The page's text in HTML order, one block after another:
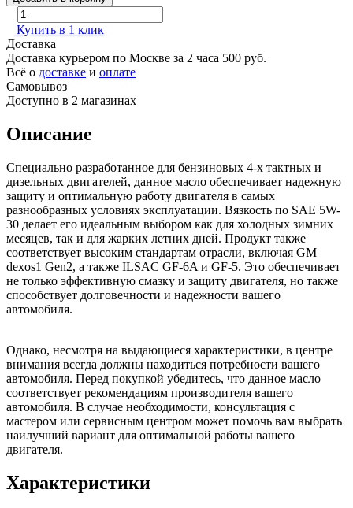
Купить в 1 клик
Доставка
Доставка курьером по Москве за 2 часа 500 руб.
Всё о доставке и оплате
Самовывоз
Доступно в 2 магазинах
Описание
Специально разработанное для бензиновых 4-х тактных и
дизельных двигателей, данное масло обеспечивает надежную
защиту и оптимальную работу двигателя в самых
разнообразных условиях эксплуатации. Вязкость по SAE 5W-
30 делает его идеальным выбором как для холодных зимних
месяцев, так и для жарких летних дней. Продукт также
соответствует высоким стандартам отрасли, включая GM
dexos1 Gen2, а также ILSAC GF-6A и GF-5. Это обеспечивает
не только эффективную смазку и защиту двигателя, но также
способствует долговечности и надежности вашего
автомобиля.
Однако, несмотря на выдающиеся характеристики, в центре
внимания всегда должны находиться потребности вашего
автомобиля. Перед покупкой убедитесь, что данное масло
соответствует рекомендациям производителя вашего
автомобиля. В случае необходимости, консультация с
мастером или сервисным центром может помочь вам выбрать
наилучший вариант для оптимальной работы вашего
двигателя.
Характеристики